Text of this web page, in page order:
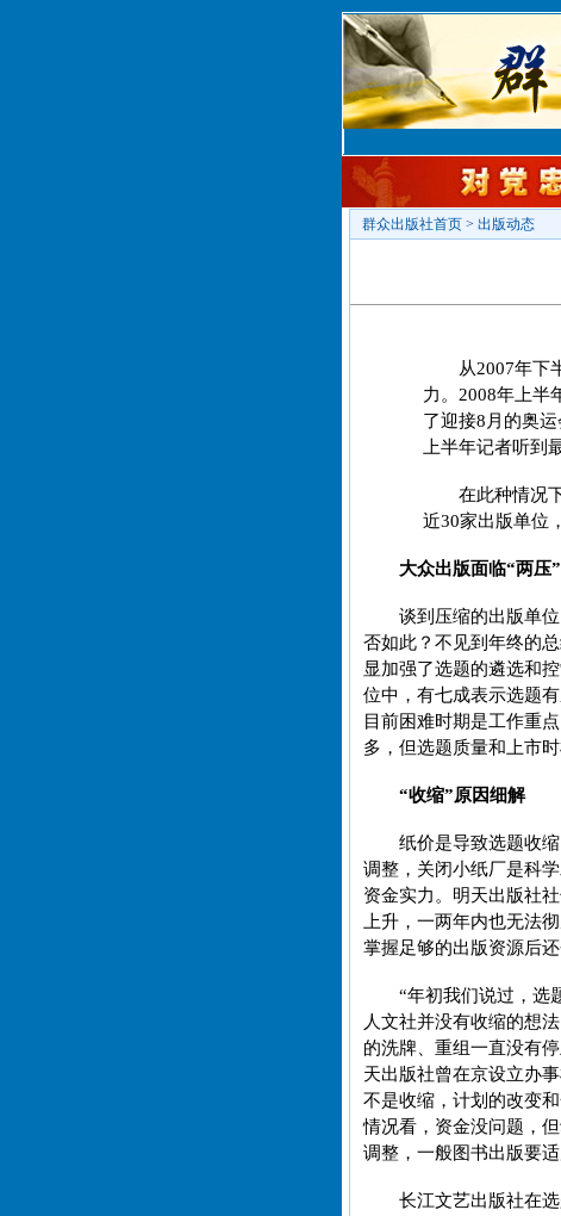
群众出版社首页 > 出版动态
从2007年下
力。2008年上半
了迎接8月的奥
上半年记者听
在此种情况
近30家出版单位
大众出版面临“两压”
谈到压缩的出版单
否如此？不见到年终的
显加强了选题的遴选和
位中，有七成表示选题
目前困难时期是工作重
多，但选题质量和上市
“收缩”原因细解
纸价是导致选题收
调整，关闭小纸厂是科
资金实力。明天出版社
上升，一两年内也无法
掌握足够的出版资源后还
“年初我们说过，选
人文社并没有收缩的想
的洗牌、重组一直没有
天出版社曾在京设立办
不是收缩，计划的改变
情况看，资金没问题，
调整，一般图书出版要
长江文艺出版社在